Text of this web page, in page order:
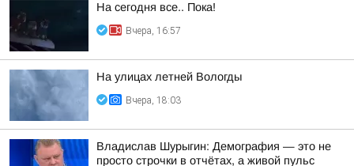
На сегодня все.. Пока!
Вчера, 16:57
На улицах летней Вологды
Вчера, 18:03
Владислав Шурыгин: Демография — это не
просто строчки в отчётах, а живой пульс